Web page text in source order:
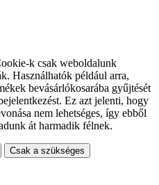
k csak weboldalunk
Használhatók például arra,
bevásárlókosarába gyűjtését
Ez azt jelenti, hogy
nem lehetséges, így ebből
át harmadik félnek.
Csak a szükséges